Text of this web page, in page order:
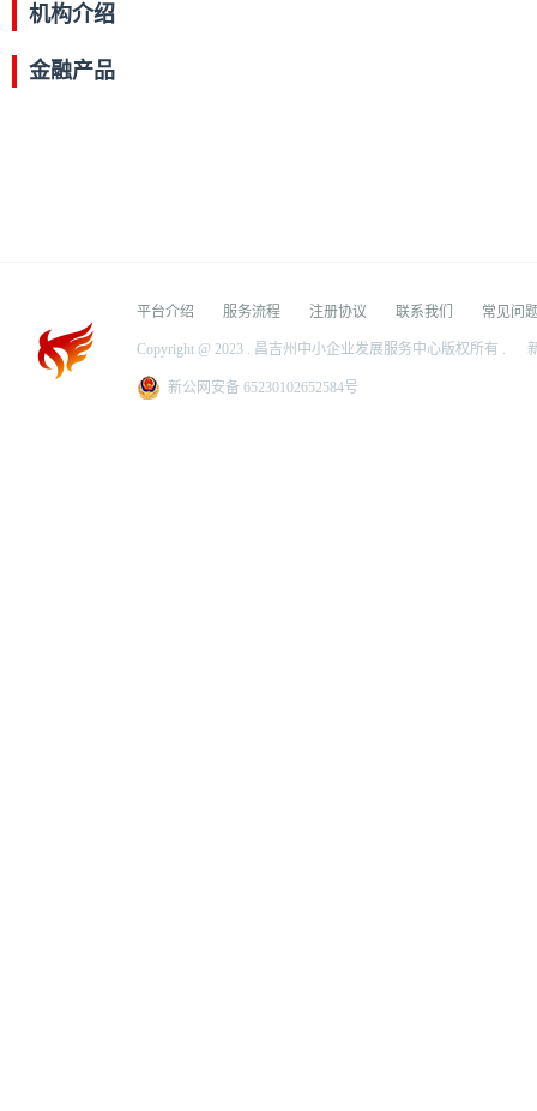
机构介绍
金融产品
平台介绍 服务流程 注册协议 联系我们 常见问
Copyright @ 2023 . 昌吉州中小企业发展服务中心版权所有 .
新公网安备 65230102652584号